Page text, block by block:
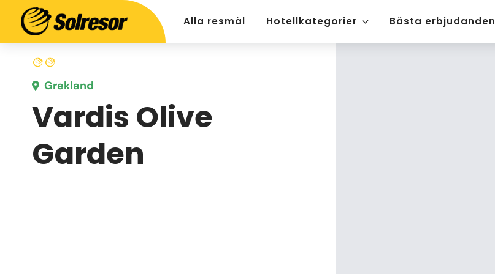
Alla resmål Hotellkategorier Bästa erbjudanden
Grekland
Vardis Olive
Garden